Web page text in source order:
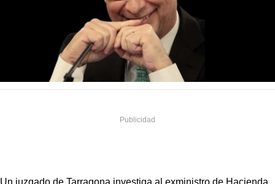
Un juzgado de Tarragona investiga al exministro de Hacienda